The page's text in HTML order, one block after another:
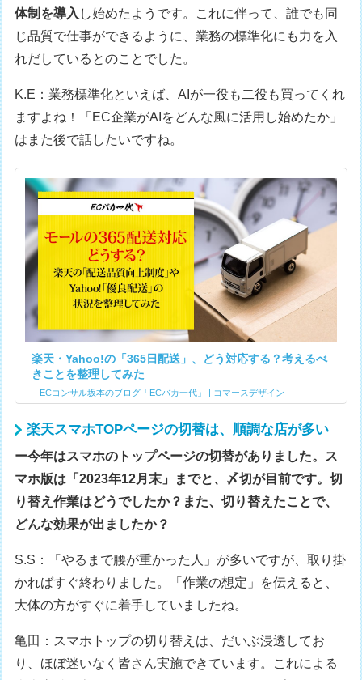
体制を導入 し始めたようです。これに伴って、誰でも同
じ品質で仕事ができるように、業務の標準化にも力を入
れだしているとのことでした。
K.E：業務標準化といえば、AIが一役も二役も買ってくれ
ますよね！「EC企業がAIをどんな風に活用し始めたか」
はまた後で話したいですね。
楽天・Yahoo!の「365日配送」、どう対応する？考えるべ
きことを整理してみた
ECコンサル坂本のブログ「ECバカ一代」 | コマースデザイン
楽天スマホTOPページの切替は、順調な店が多い
ー今年はスマホのトップページの切替がありました。ス
マホ版は「2023年12月末」までと、〆切が目前です。切
り替え作業はどうでしたか？また、切り替えたことで、
どんな効果が出ましたか？
S.S：「やるまで腰が重かった人」が多いですが、取り掛
かればすぐ終わりました。「作業の想定」を伝えると、
大体の方がすぐに着手していましたね。
亀田：スマホトップの切り替えは、だいぶ浸透してお
り、ほぼ迷いなく皆さん実施できています。これによる